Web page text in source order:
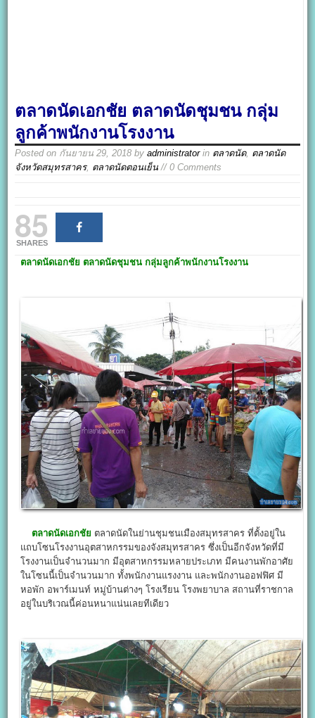
ตลาดนัดเอกชัย ตลาดนัดชุมชน กลุ่ม
ลูกค้าพนักงานโรงงาน
Posted on กันยายน 29, 2018 byadministratorin ตลาดนัด, ตลาดนัด
จังหวัดสมุทรสาคร, ตลาดนัดตอนเย็น // 0 Comments
85
SHARES
ตลาดนัดเอกชัย ตลาดนัดชุมชน กลุ่มลูกค้าพนักงานโรงงาน
ตลาดนัดเอกชัย ตลาดนัดในย่านชุมชนเมืองสมุทรสาคร ที่ตั้งอยู่ใน
แถบโซนโรงงานอุตสาหกรรมของจังสมุทรสาคร ซึ่งเป็นอีกจังหวัดที่มี
โรงงานเป็นจำนวนมาก มีอุตสาหกรรมหลายประเภท มีคนงานพักอาศัย
ในโซนนี้เป็นจำนวนมาก ทั้งพนักงานแรงงาน และพนักงานออฟฟิศ มี
หอพัก อพาร์เมนท์ หมู่บ้านต่างๆ โรงเรียน โรงพยาบาล สถานที่ราชกาล
อยู่ในบริเวณนี้ค่อนหนาแน่นเลยทีเดียว